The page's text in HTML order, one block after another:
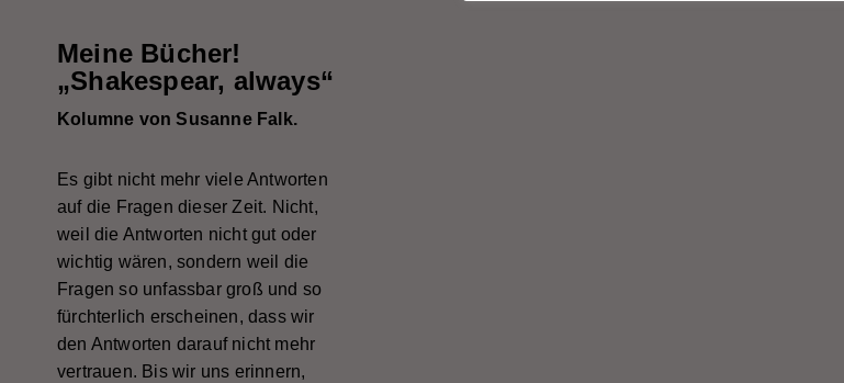
Meine Bücher!
„Shakespear, always“
Kolumne von Susanne Falk.
Es gibt nicht mehr viele Antworten
auf die Fragen dieser Zeit. Nicht,
weil die Antworten nicht gut oder
wichtig wären, sondern weil die
Fragen so unfassbar groß und so
fürchterlich erscheinen, dass wir
den Antworten darauf nicht mehr
vertrauen. Bis wir uns erinnern,